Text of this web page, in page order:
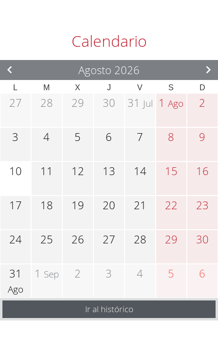
Calendario
Agosto 2026
L M X J V S D
27 28 29 30 31 Jul 1Ago 2
3 4 5 6 7 8 9
10 11 12 13 14 15 16
17 18 19 20 21 22 23
24 25 26 27 28 29 30
31
Ago
1 Sep 2 3 4 5 6
Ir al histórico